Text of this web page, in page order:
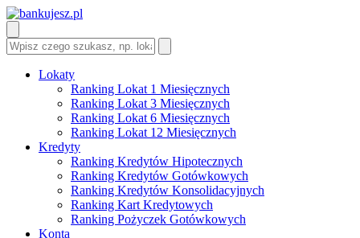
Lokaty
Ranking Lokat 1 Miesięcznych
Ranking Lokat 3 Miesięcznych
Ranking Lokat 6 Miesięcznych
Ranking Lokat 12 Miesięcznych
Kredyty
Ranking Kredytów Hipotecznych
Ranking Kredytów Gotówkowych
Ranking Kredytów Konsolidacyjnych
Ranking Kart Kredytowych
Ranking Pożyczek Gotówkowych
Konta